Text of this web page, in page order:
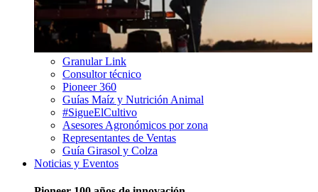
Granular Link
Consultor técnico
Pioneer 360
Guías Maíz y Nutrición Animal
#SigueElCultivo
Asesores Agronómicos por zona
Representantes de Ventas
Guía Girasol y Colza
Noticias y Eventos